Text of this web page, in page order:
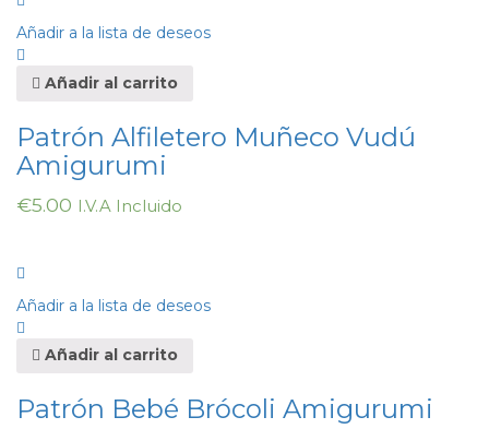
Añadir a la lista de deseos
Añadir al carrito
Patrón Alfiletero Muñeco Vudú
Amigurumi
€5.00 I.V.A Incluido
Añadir a la lista de deseos
Añadir al carrito
Patrón Bebé Brócoli Amigurumi